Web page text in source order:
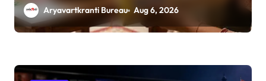
बुकिंग के विशेष काउंटर
Aryavartkranti Bureau Aug 6, 2026